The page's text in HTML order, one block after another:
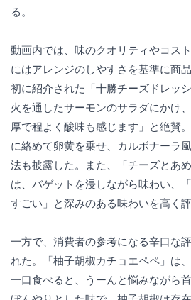
る。
動画内では、味のクオリティやコス
にはアレンジのしやすさを基準に商
初に紹介された「十勝チーズドレッ
火を通したサーモンのサラダにかけ
厚で程よく酸味も感じます」と絶賛
に絡めて卵黄を乗せ、カルボナーラ
法も披露した。また、「チーズとあ
は、バゲットを浸しながら味わい、
すごい」と深みのある味わいを高く評
一方で、消費者の参考になる辛口な
れた。「柚子胡椒カチョエペペ」は
一口食べると、うーんと悩みながら